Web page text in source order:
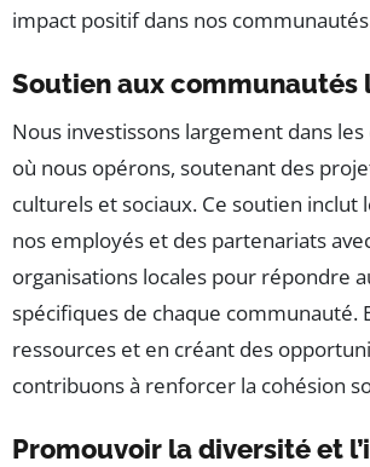
impact positif dans nos
Soutien aux communautés
Nous investissons largement dans
où nous opérons, soutenant des
culturels et sociaux. Ce soutien inclut
nos employés et des partenariats
organisations locales pour répondre
spécifiques de chaque communauté.
ressources et en créant des
contribuons à renforcer la cohésion
Promouvoir la diversité et